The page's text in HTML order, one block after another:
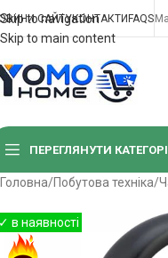
Skip to navigation
Skip to main content
САЙТУКОНТАКТИFAQS
ПЕРЕГЛЯНУТИ
Головна/Побутова техніка/